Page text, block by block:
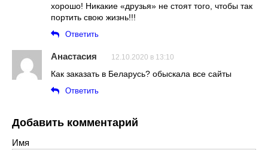
хорошо! Никакие «друзья» не стоят того, чтобы так
портить свою жизнь!!!
Ответить
Анастасия 12.10.2020 в 13:10
Как заказать в Беларусь? обыскала все сайты
Ответить
Добавить комментарий
Имя